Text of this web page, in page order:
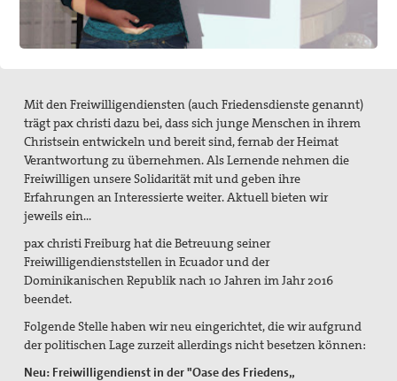
Mitgliedschaft/Spenden
Spiritualität
Bühler Kreuz und andere Orte des Friedens
Friedensmeditationen zu Menschen des Friedens
Politisches Nachtgebet
Bündnis "Schulfrei für die Bundeswehr. Lernen für den
Frieden"
Filmgespräch "tun wir. tun wir. was dazu."
Friedensbildung
Mit den Freiwilligendiensten (auch Friedensdienste genannt)
trägt pax christi dazu bei, dass sich junge Menschen in ihrem
Christsein entwickeln und bereit sind, fernab der Heimat
Verantwortung zu übernehmen. Als Lernende nehmen die
Freiwilligen unsere Solidarität mit und geben ihre
Erfahrungen an Interessierte weiter. Aktuell bieten wir
jeweils ein…
pax christi Freiburg hat die Betreuung seiner
Freiwilligendienststellen in Ecuador und der
Dominikanischen Republik nach 10 Jahren im Jahr 2016
beendet.
Folgende Stelle haben wir neu eingerichtet, die wir aufgrund
der politischen Lage zurzeit allerdings nicht besetzen können:
Neu: Freiwilligendienst in der "Oase des Friedens„